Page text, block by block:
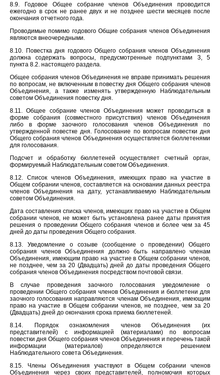
8.9. Годовое Общее собрание членов Объединения проводится
ежегодно в срок не ранее двух и не позднее шести месяцев после
окончания отчетного года.
Проводимые помимо годового Общие собрания членов Объединения
являются внеочередными.
8.10. Повестка дня годового Общего собрания членов Объединения
должна содержать вопросы, предусмотренные подпунктами 3, 5
пункта 8.2. настоящего раздела.
Общее собрания членов Объединения не вправе принимать решения
по вопросам, не включенным в повестку дня Общего собрания членов
Объединения, а также изменять утвержденную Наблюдательным
советом Объединения повестку дня.
8.11. Общее собрание членов Объединения может проводиться в
форме собрания (совместного присутствия) членов Объединения
либо в форме заочного голосования членов Объединения по
утвержденной повестке дня. Голосование по вопросам повестки дня
Общего собрания членов Объединения осуществляется бюллетенями
для голосования.
Подсчет и обработку бюллетеней осуществляет счетный орган,
формируемый Наблюдательным советом Объединения.
8.12. Список членов Объединения, имеющих право на участие в
Общем собрании членов, составляется на основании данных реестра
членов Объединения на дату, устанавливаемую Наблюдательным
советом Объединения.
Дата составления списка членов, имеющих право на участие в Общем
собрании членов, не может быть установлена ранее даты принятия
решения о проведении Общего собрания членов и более чем за 45
дней до даты проведения Общего собрания.
8.13. Уведомление о созыве (сообщение о проведении) Общего
собрания членов Объединения должно быть направлено членам
Объединения, имеющим право на участие в Общем собрании членов,
не позднее, чем за 20 (Двадцать) дней до даты проведения Общего
собрания членов Объединения посредством почтовой связи.
В случае проведения заочного голосования уведомление о
проведении Общего собрания членов Объединения и бюллетени для
заочного голосования направляются членам Объединения, имеющим
право на участие в Общем собрании членов, не позднее, чем за 20
(Двадцать) дней до окончания срока приема бюллетеней.
8.14. Порядок ознакомления членов Объединения (их
представителей) с информацией (материалами) по вопросам
повестки дня Общего собрания членов Объединения и перечень такой
информации (материалов) определяются решением
Наблюдательного совета Объединения.
8.15. Члены Объединения участвуют в Общем собрании членов
Объединения через своих представителей, полномочия которых